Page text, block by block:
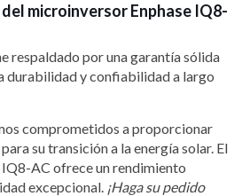
microinversor Enphase IQ8-
respaldado por una garantía sólida
durabilidad y confiabilidad a largo
comprometidos a proporcionar
su transición a la energía solar. El
AC ofrece un rendimiento
excepcional. ¡Haga su pedido